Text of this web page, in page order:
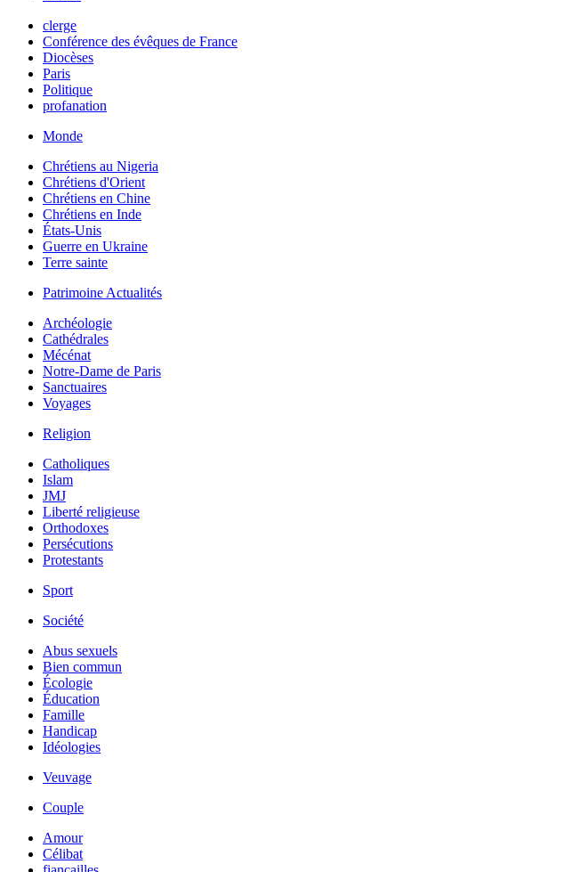
clerge
Conférence des évêques de France
Diocèses
Paris
Politique
profanation
Monde
Chrétiens au Nigeria
Chrétiens d'Orient
Chrétiens en Chine
Chrétiens en Inde
États-Unis
Guerre en Ukraine
Terre sainte
Patrimoine Actualités
Archéologie
Cathédrales
Mécénat
Notre-Dame de Paris
Sanctuaires
Voyages
Religion
Catholiques
Islam
JMJ
Liberté religieuse
Orthodoxes
Persécutions
Protestants
Sport
Société
Abus sexuels
Bien commun
Écologie
Éducation
Famille
Handicap
Idéologies
Veuvage
Couple
Amour
Célibat